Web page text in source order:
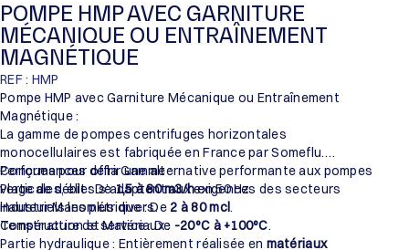
POMPE HMP AVEC GARNITURE
MÉCANIQUE OU ENTRAÎNEMENT
MAGNÉTIQUE
REF : HMP
Pompe HMP avec Garniture Mécanique ou Entraînement
Magnétique :
La gamme de pompes centrifuges horizontales
monocellulaires est fabriquée en France par Someflu.
Conçues pour offrir une alternative performante aux pompes
verticales, elles s’adaptent aux exigences des secteurs
industriels les plus divers.
Performances de la Gamme :
Plage de débit : De1,5 à 80 m3/hen 50 Hz.
Hauteur Manométrique : De 2 à 80 mcl.
Température de service : De -20°C à +100°C.
Construction et Matériaux :
Partie hydraulique : Entièrement réalisée en matériaux